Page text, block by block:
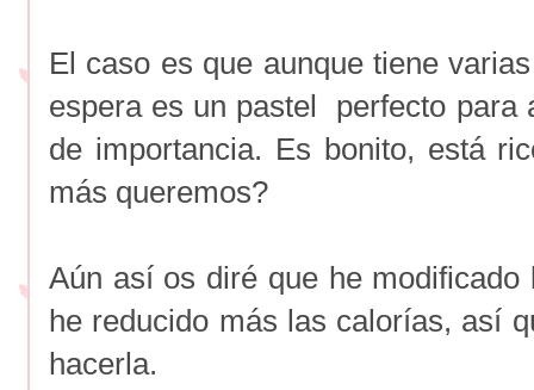
El caso es que aunque tiene
espera es un pastel perfecto para
de importancia. Es bonito, está
más queremos?
Aún así os diré que he
he reducido más las calorías, así
hacerla.